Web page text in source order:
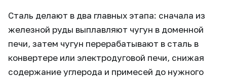
Сталь делают в два главных этапа: сначала из
железной руды выплавляют чугун в доменной
печи, затем чугун перерабатывают в сталь в
конвертере или электродуговой печи, снижая
содержание углерода и примесей до нужного